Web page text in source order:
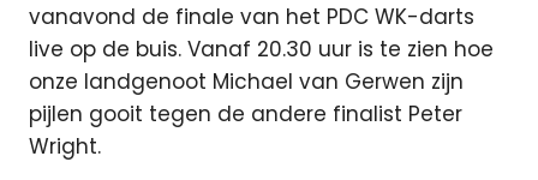
vanavond de finale van het PDC WK-darts
live op de buis. Vanaf 20.30 uur is te zien hoe
onze landgenoot Michael van Gerwen zijn
pijlen gooit tegen de andere finalist Peter
Wright.